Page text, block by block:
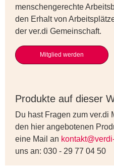
menschengerechte
den Erhalt von
der ver.di Gemeinschaft.
Mitglied werden
Produkte auf dieser
Du hast Fragen zum ver.di
den hier angebotenen
eine Mail an
uns an: 030 - 29 77 04 50